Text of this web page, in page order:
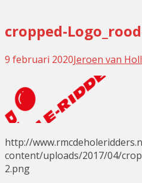
cropped-
9 februari 2020Jeroen van
http://
content/uploads/2017/04/
2.png